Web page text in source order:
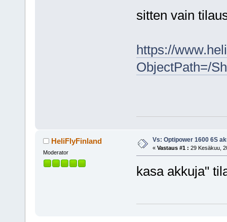
sitten vain
https://
ObjectPath=/
HeliFlyFinland
Moderator
Vs: Optipower 1600 6S
« Vastaus #1 : 29 Kesäkuu,
kasa akkuja"